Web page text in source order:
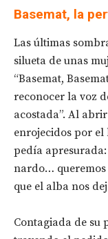
Basemat, la
Las últimas
silueta de unas
“Basemat,
reconocer la voz
acostada”. Al
enrojecidos por
pedía
nardo… queremos
que el alba nos
Contagiada de su